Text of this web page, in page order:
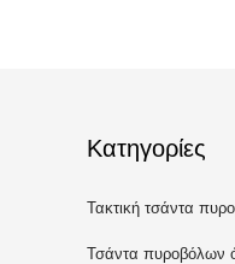
Κατηγορίες
Τακτική τσάντα
όπλων
Τσάντα πυροβόλων